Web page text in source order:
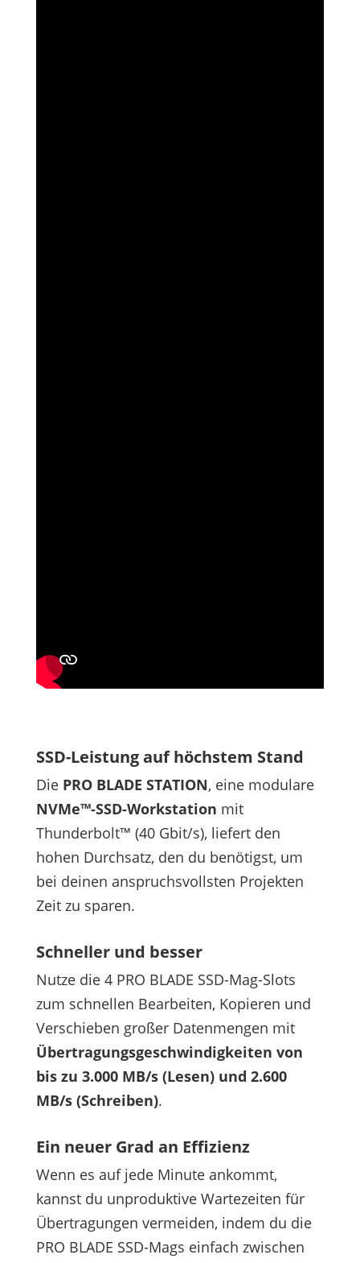
SSD-Leistung auf höchstem Stand
Die PRO BLADE STATION, eine modulare
NVMe™-SSD-Workstation mit
Thunderbolt™ (40 Gbit/s), liefert den
hohen Durchsatz, den du benötigst, um
bei deinen anspruchsvollsten Projekten
Zeit zu sparen.
Schneller und besser
Nutze die 4 PRO BLADE SSD-Mag-Slots
zum schnellen Bearbeiten, Kopieren und
Verschieben großer Datenmengen mit
Übertragungsgeschwindigkeiten von
bis zu 3.000 MB/s (Lesen) und 2.600
MB/s (Schreiben).
Ein neuer Grad an Effizienz
Wenn es auf jede Minute ankommt,
kannst du unproduktive Wartezeiten für
Übertragungen vermeiden, indem du die
PRO BLADE SSD-Mags einfach zwischen